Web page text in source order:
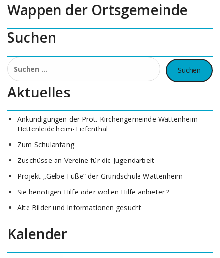
Wappen der Ortsgemeinde
Suchen
Suchen
nach:
Aktuelles
Ankündigungen der Prot. Kirchengemeinde Wattenheim-
Hettenleidelheim-Tiefenthal
Zum Schulanfang
Zuschüsse an Vereine für die Jugendarbeit
Projekt „Gelbe Füße“ der Grundschule Wattenheim
Sie benötigen Hilfe oder wollen Hilfe anbieten?
Alte Bilder und Informationen gesucht
Kalender